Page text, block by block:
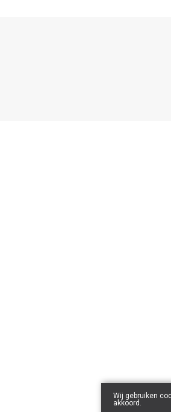
Wij gebruiken
akkoord.